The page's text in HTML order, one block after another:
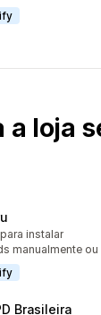
a loja
todoinstalar
manualmente
Brasileira